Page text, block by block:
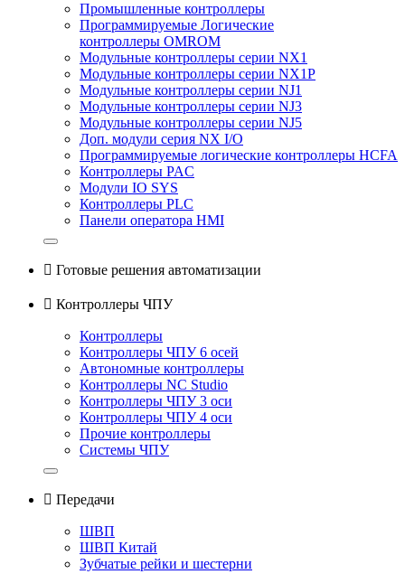
Промышленные контроллеры
Программируемые Логические
контроллеры OMROM
Модульные контроллеры серии NX1
Модульные контроллеры серии NX1P
Модульные контроллеры серии NJ1
Модульные контроллеры серии NJ3
Модульные контроллеры серии NJ5
Доп. модули серия NX I/O
Программируемые логические контроллеры HCFA
Контроллеры PAC
Модули IO SYS
Контроллеры PLC
Панели оператора HMI
 Готовые решения автоматизации
 Контроллеры ЧПУ
Контроллеры
Контроллеры ЧПУ 6 осей
Автономные контроллеры
Контроллеры NC Studio
Контроллеры ЧПУ 3 оси
Контроллеры ЧПУ 4 оси
Прочие контроллеры
Системы ЧПУ
 Передачи
ШВП
ШВП Китай
Зубчатые рейки и шестерни